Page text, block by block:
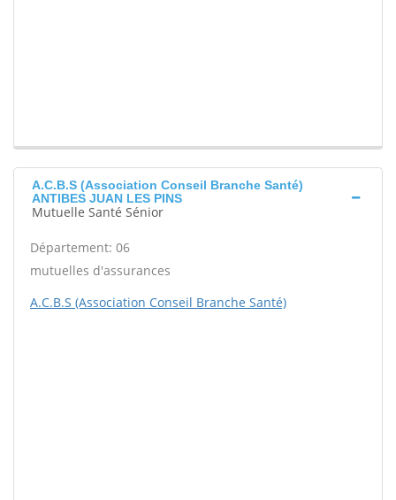
A.C.B.S (Association Conseil Branche Santé)
ANTIBES JUAN LES PINS
Mutuelle Santé Sénior
Département: 06
mutuelles d'assurances
A.C.B.S (Association Conseil Branche Santé)